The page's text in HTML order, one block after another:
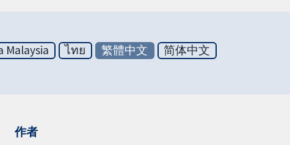
Malaysia ไทย 繁體中文
简体中文
作者